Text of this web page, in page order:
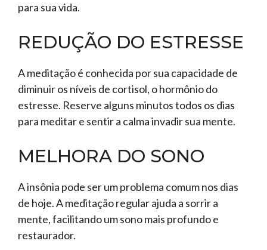
para sua vida.
REDUÇÃO DO ESTRESSE
A meditação é conhecida por sua capacidade de
diminuir os níveis de cortisol, o hormônio do
estresse. Reserve alguns minutos todos os dias
para meditar e sentir a calma invadir sua mente.
MELHORA DO SONO
A insônia pode ser um problema comum nos dias
de hoje. A meditação regular ajuda a sorrir a
mente, facilitando um sono mais profundo e
restaurador.